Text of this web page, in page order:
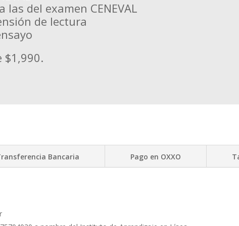
del examen CENEVAL
de lectura
$1,990.
Bancaria Pago en OXXO